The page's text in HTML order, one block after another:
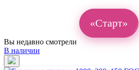
«Старт»
Вы недавно смотрели
В наличии